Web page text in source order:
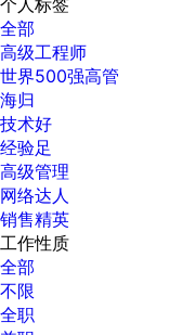
个人标签
全部
高级工程师
世界500强高管
海归
技术好
经验足
高级管理
网络达人
销售精英
工作性质
全部
不限
全职